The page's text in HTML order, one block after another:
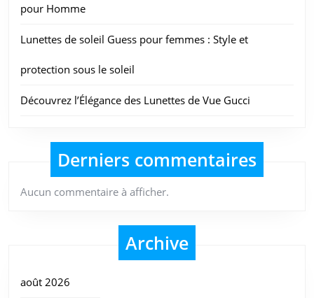
pour Homme
Lunettes de soleil Guess pour femmes : Style et
protection sous le soleil
Découvrez l’Élégance des Lunettes de Vue Gucci
Derniers commentaires
Aucun commentaire à afficher.
Archive
août 2026